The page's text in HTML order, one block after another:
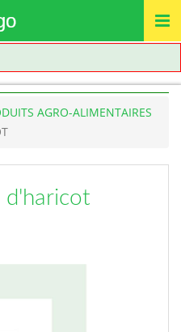
AGRO-ALIMENTAIRES
d'haricot